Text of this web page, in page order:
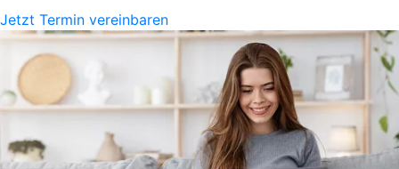
Jetzt Termin vereinbaren